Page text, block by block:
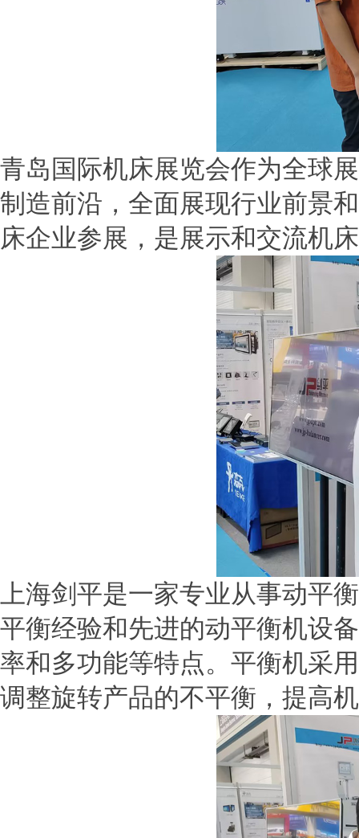
青岛国际机床展览会作为全球
制造前沿，全面展现行业前景
床企业参展，是展示和交流机
上海剑平是一家专业从事动平
平衡经验和先进的动平衡机设
率和多功能等特点。平衡机采
调整旋转产品的不平衡，提高